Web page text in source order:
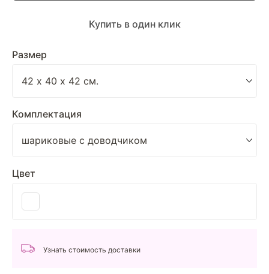
Размер
Комплектация
Цвет
Купить в один клик
Узнать стоимость доставки